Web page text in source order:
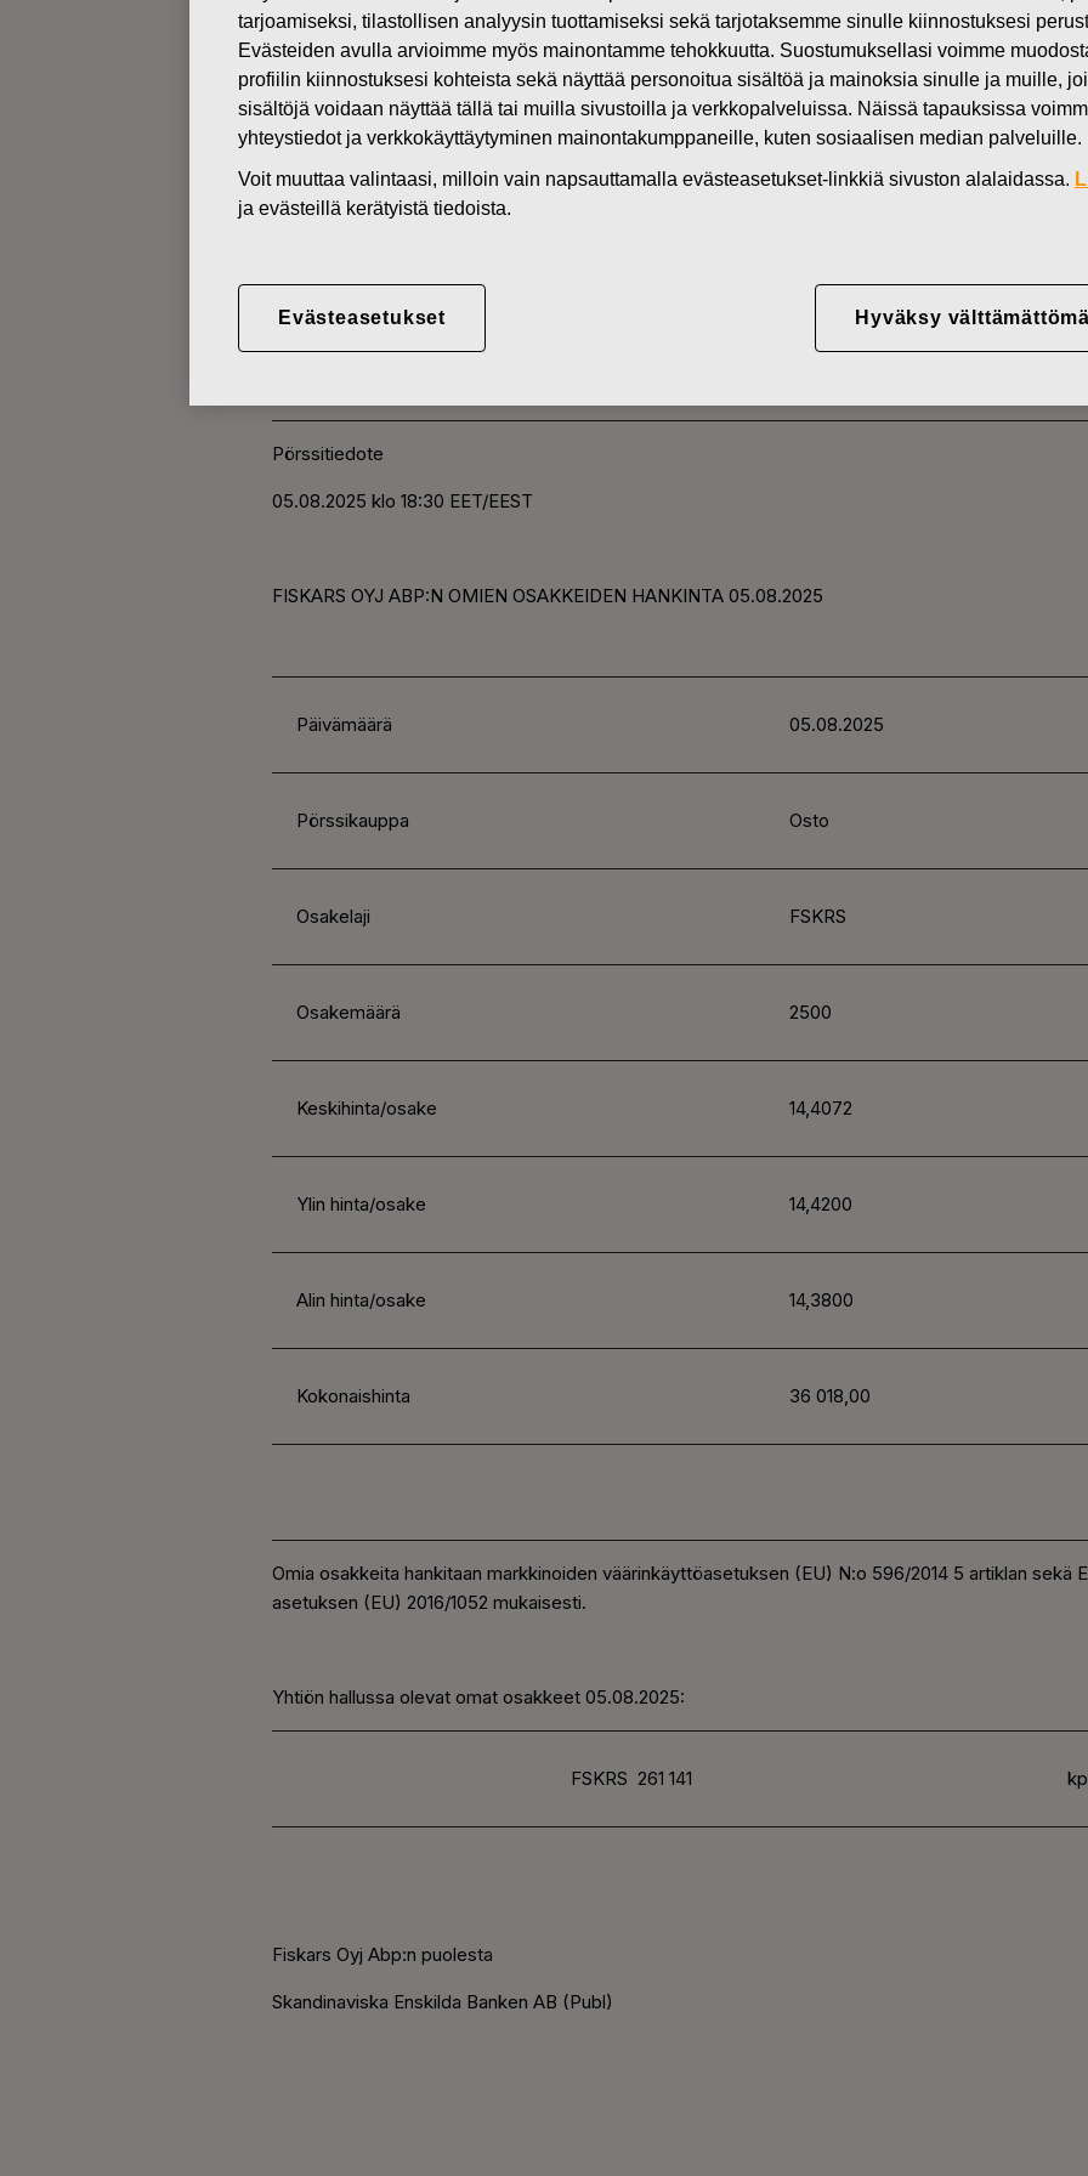
Uutiset
MUUTOKSET OMIEN OSAKKEIDEN OMISTUKSESSA
05.08.2025
FISKARS OYJ ABP:N OMIEN
Pörssitiedote
05.08.2025 klo 18:30 EET/EEST
FISKARS OYJ ABP:N OMIEN OSAKKEIDEN HANKINTA 05.08.2025
Päivämäärä 05.08.2025
Pörssikauppa Osto
Osakelaji FSKRS
Osakemäärä 2500
Keskihinta/osake 14,4072
Ylin hinta/osake 14,4200
Alin hinta/osake 14,3800
Kokonaishinta 36 018,00
Omia osakkeita hankitaan markkinoiden väärinkäyttöasetuksen (EU) N:o 596/2014 5 artiklan sekä
asetuksen (EU) 2016/1052 mukaisesti.
Yhtiön hallussa olevat omat osakkeet 05.08.2025:
FSKRS 261 141
Fiskars Oyj Abp:n puolesta
Skandinaviska Enskilda Banken AB (Publ)
tarjoamiseksi, tilastollisen analyysin tuottamiseksi sekä tarjotaksemme sinulle kiinnostuksesi
Evästeiden avulla arvioimme myös mainontamme tehokkuutta. Suostumuksellasi voimme
profiilin kiinnostuksesi kohteista sekä näyttää personoitua sisältöä ja mainoksia sinulle ja muille,
sisältöjä voidaan näyttää tällä tai muilla sivustoilla ja verkkopalveluissa. Näissä tapauksissa
yhteystiedot ja verkkokäyttäytyminen mainontakumppaneille, kuten sosiaalisen median palveluille.
Voit muuttaa valintaasi, milloin vain napsauttamalla evästeasetukset-linkkiä sivuston alalaidassa.
ja evästeillä kerätyistä tiedoista.
Evästeasetukset Hyväksy